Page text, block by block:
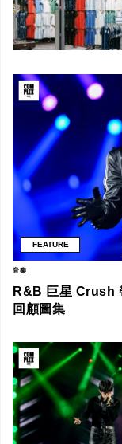
FEATURE
音樂
R&B 巨星 Crush
回顧圖集